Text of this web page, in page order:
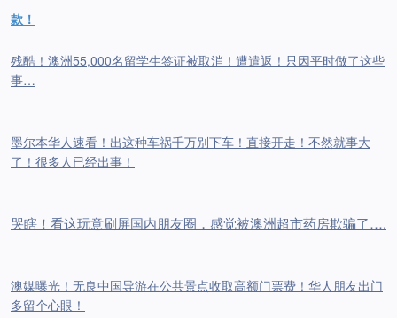
款！
残酷！澳洲55,000名留学生签证被取消！遭遣返！只因平时做了这些
事…
墨尔本华人速看！出这种车祸千万别下车！直接开走！不然就事大
了！很多人已经出事！
哭瞎！看这玩意刷屏国内朋友圈，感觉被澳洲超市药房欺骗了….
澳媒曝光！无良中国导游在公共景点收取高额门票费！华人朋友出门
多留个心眼！